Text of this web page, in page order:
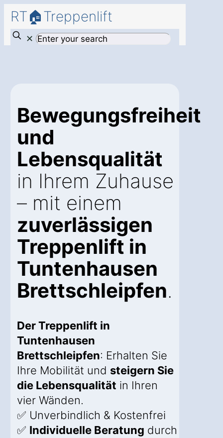
RT🏠Treppenlift
✕
Bewegungsfreiheit
und
Lebensqualität
in Ihrem Zuhause
– mit einem
zuverlässigen
Treppenlift in
Tuntenhausen
Brettschleipfen.
Der Treppenlift in
Tuntenhausen
Brettschleipfen: Erhalten Sie
Ihre Mobilität und steigern Sie
die Lebensqualität in Ihren
vier Wänden.
✅ Unverbindlich & Kostenfrei
✅ Individuelle Beratung durch